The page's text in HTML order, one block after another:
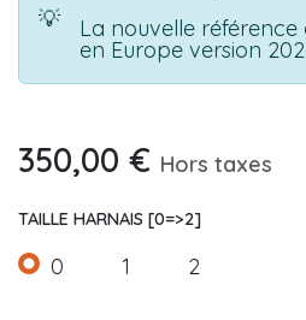
💡
La nouvelle référence
en Europe version
350,00 € Hors taxes
TAILLE HARNAIS [0=>2]
0 1 2